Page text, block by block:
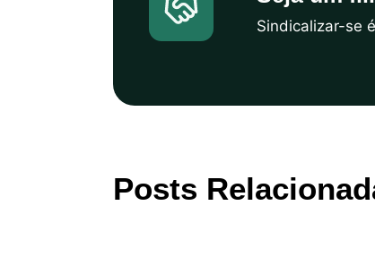
Sindicalizar-se
Posts